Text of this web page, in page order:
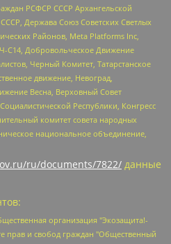
РСФСР СССР Архангельской
Держава Союз Советских Светлых
Районов, Meta Platforms Inc,
С14, Добровольческое Движение
Черный Комитет, Татарстанское
движение, Невоград,
Весна, Верховный Совет
Республики, Конгресс
комитет совета народных
национальное объединение,
ru/documents/7822/ данные
областная общественная организация "Центр гендерных исследований", Гурман Юрий Альбертович, Медиапроект "ОВД-Инфо", Егоров Владимир Владимирович, Жилинский Владимир Александрович, Общество с ограниченной ответственностью "ЗП", Иванова София Юрьевна, Карезина Инна Павловна, Кильтау Екатерина Викторовна, Петров Алексей Викторович, Пискунов Сергей Евгеньевич, Смирнов Сергей Сергеевич, Тихонов Михаил Сергеевич, Общество с ограниченной ответственностью "ЖУРНАЛИСТ-ИНОСТРАННЫЙ АГЕНТ", Арапова Галина Юрьевна, Вольтская Татьяна Анатольевна, Американская компания "Mason G.E.S. Anonymous Foundation" (США), являющаяся владельцем интернет-издания https://mnews.world/, Компания "Stichting Bellingcat", зарегистрированная в Нидерландах (дата регистрации 11.07.2018), Захаров Андрей Вячеславович, Клепиковская Екатерина Дмитриевна, Общество с ограниченной ответственностью "МЕМО", Перл Роман Александрович, Симонов Евгений Алексеевич, Соловьева Елена Анатольевна, Сотников Даниил Владимирович, Сурначева Елизавета Дмитриевна, Автономная некоммерческая организация по защите прав человека и информированию населения "Якутия – Наше Мнение", Общество с ограниченной ответственностью "Москоу диджитал медиа", с 26.01.2023 Общество с ограниченной ответственностью "Чайка Белые сады", Ветошкина Валерия Валерьевна, Заговора Максим Александрович, Межрегиональное общественное движение "Российская ЛГБТ - сеть", Оленичев Максим Владимирович, Павлов Иван Юрьевич, Скворцова Елена Сергеевна, Общество с ограниченной ответственностью "Как бы инагент", Кочетков Игорь Викторович, Общество с ограниченной ответственностью "Честные выборы", Еланчик Олег Александрович, Общество с ограниченной ответственностью "Нобелевский призыв", Гималова Регина Эмилевна, Григорьев Андрей Валерьевич, Григорьева Алина Александровна, Ассоциация по содействию защите прав призывников, альтернативнослужащих и военнослужащих "Правозащитная группа "Гражданин.Армия.Право", Хисамова Регина Фаритовна, Автономная некоммерческая организация по реализации социально-правовых программ "Лилит", Дальневосточное общественное движение "Маяк", Санкт-Петербургская ЛГБТ-инициативная группа "Выход", Инициативная группа ЛГБТ+ "Реверс", Алексеев Андрей Викторович, Бекбулатова Таисия Львовна, Беляев Иван Михайлович, Владыкина Елена Сергеевна, Гельман Марат Александрович, Никульшина Вероника Юрьевна, Толоконникова Надежда Андреевна, Шендерович Виктор Анатольевич, Общество с ограниченной ответственностью "Данное сообщение", Общество с ограниченной ответственностью Издательский дом "Новая глава", Айнбиндер Александра Александровна, Московский комьюнити-центр для ЛГБТ+инициатив, Благотворительный фонд развития филантропии, Deutsche Welle (Германия, Kurt-Schumacher-Strasse 3, 53113 Bonn), Борзунова Мария Михайловна, Воробьев Виктор Викторович, Голубева Анна Львовна, Константинова Алла Михайловна, Малкова Ирина Владимировна, Мурадов Мурад Абдулгалимович, Осетинская Елизавета Николаевна, Понасенков Евгений Николаевич, Ганапольский Матвей Юрьевич, Киселев Евгений Алексеевич, Борухович Ирина Григорьевна, Дремин Иван Тимофеевич, Дубровский Дмитрий Викторович, Красноярская региональная общественная организация поддержки и развития альтернативных образовательных технологий и межкультурных коммуникаций "ИНТЕРРА", Маяковская Екатерина Алексеевна, Фейгин Марк Захарович, Филимонов Андрей Викторович, Дзугкоева Регина Николаевна, Доброхотов Роман Александрович, Дудь Юрий Александрович, Елкин Сергей Владимирович, Кругликов Кирилл Игоревич, Сабунаева Мария Леонидовна, Семенов Алексей Владимирович, Шаинян Карен Багратович, Шульман Екатерина Михайловна, Асафьев Артур Валерьевич, Вахштайн Виктор Семенович, Венедиктов Алексей Алексеевич, Лушникова Екатерина Евгеньевна, Волков Леонид Михайлович, Невзоров Александр Глебович, Пархоменко Сергей Борисович, Сироткин Ярослав Николаевич, Кара-Мурза Владимир Владимирович, Баранова Наталья Владимировна, Гозман Леонид Яковлевич, Кагарлицкий Борис Юльевич, Климарев Михаил Валерьевич, Милов Владимир Станиславович, Автономная некоммерческая организация Краснодарский центр современного искусства "Типография", Моргенштерн Алишер Тагирович, Соболь Любовь Эдуардовна, Общество с ограниченной ответственностью "ЛИЗА НОРМ", Каспаров Гарри Кимович, Ходорковский Михаил Борисович, Общество с ограниченной ответственностью "Апрельские тезисы", Данилович Ирина Брониславовна, Кашин Олег Владимирович, Петров Николай Владимирович, Пивоваров Алексей Владимирович, Соколов Михаил Владимирович, Цветкова Юлия Владимировна, Чичваркин Евгений Александрович, Комитет против пыток/Команда против пыток, Общество с ограниченной ответственностью "Первый научный", Общество с ограниченной ответственностью "Вертолет и ко", Белоцерковская Вероника Борисовна, Кац Максим Евгеньевич, Лазарева Татьяна Юрьевна, Шаведдинов Руслан Табризович, Яшин Илья Валерьевич, Общество с ограниченной ответственностью "Иноагент ААВ", Алешковский Дмитрий Петрович, Альбац Евгения Марковна, Быков Дмитрий Львович, Галямина Юлия Евгеньевна, Лойко Сергей Леонидович, Мартынов Кирилл Константинович, Медведев Сергей Александрович, Крашенинников Федор Геннадиевич, Гордеева Катерина Вл